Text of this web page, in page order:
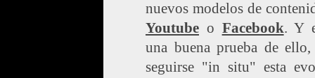
nuevos modelos de
Youtube o Facebook. Y
una buena prueba de ello,
seguirse "in situ" esta